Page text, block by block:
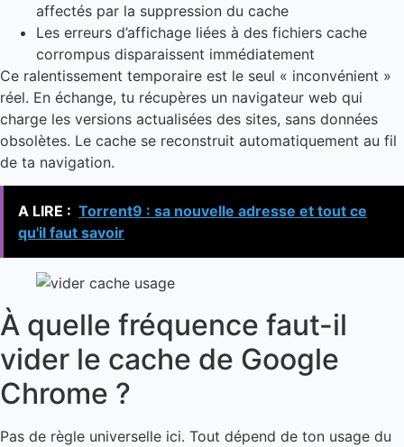
affectés par la suppression du cache
Les erreurs d’affichage liées à des fichiers cache
corrompus disparaissent immédiatement
Ce ralentissement temporaire est le seul « inconvénient »
réel. En échange, tu récupères un navigateur web qui
charge les versions actualisées des sites, sans données
obsolètes. Le cache se reconstruit automatiquement au fil
de ta navigation.
A LIRE : Torrent9 : sa nouvelle adresse et tout ce
qu'il faut savoir
À quelle fréquence faut-il
vider le cache de Google
Chrome ?
Pas de règle universelle ici. Tout dépend de ton usage du